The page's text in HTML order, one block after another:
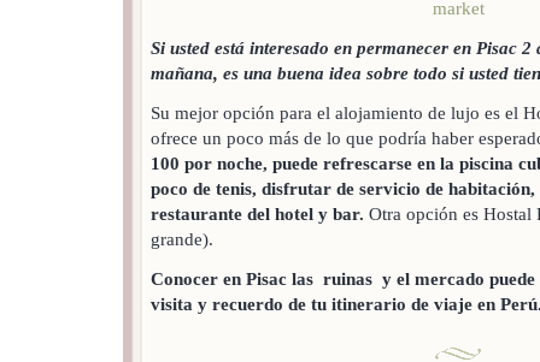
Si usted está interesado en permanecer en Pisac
mañana, es una buena idea sobre todo si usted
Su mejor opción para el alojamiento de lujo es el
ofrece un poco más de lo que podría haber
100 por noche, puede refrescarse en la piscina
poco de tenis, disfrutar de servicio de
restaurante del hotel y bar. Otra opción es Hostal
grande).
Conocer en Pisac las ruinas y el mercado
visita y recuerdo de tu itinerario de viaje en